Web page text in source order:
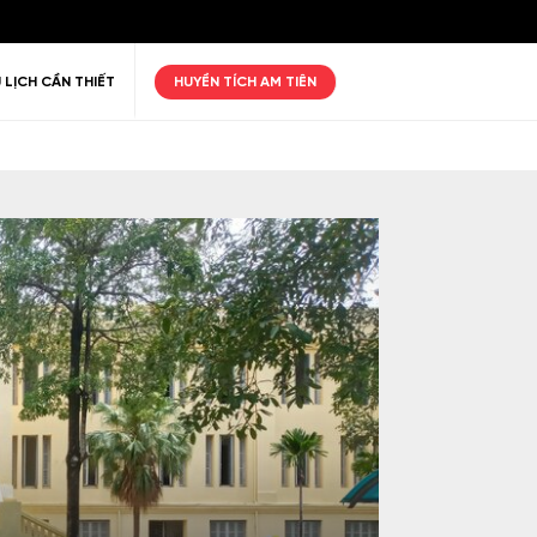
CẦN THIẾT HUYỀN TÍCH AM TIÊN
giãn Thiên nhiên Golf